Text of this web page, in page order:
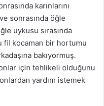
karınlarını
sonrasında öğle
uykusu sırasında
fil kocaman bir hortumu
bakıyormuş.
için tehlikeli olduğunu
yardım istemek